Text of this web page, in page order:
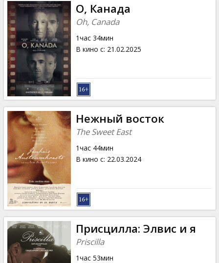
О, Канада
Oh, Canada
1час 34мин
В кино с: 21.02.2025
Нежный восток
The Sweet East
1час 44мин
В кино с: 22.03.2024
Присцилла: Элвис и я
Priscilla
1час 53мин